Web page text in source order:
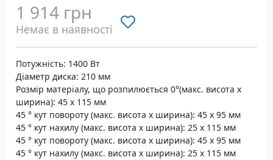
1 914 грн
Немає в наявності
Потужність: 1400 Вт
Діаметр диска: 210 мм
Розмір матеріалу, що розпилюється 0°(макс. висота х
ширина): 45 х 115 мм
45 ° кут повороту (макс. висота х ширина): 45 х 95 мм
45 ° кут нахилу (макс. висота х ширина): 25 х 115 мм
45 ° кут повороту (макс. висота х ширина): 45 х 95 мм
45 ° кут нахилу (макс. висота х ширина): 25 х 115 мм